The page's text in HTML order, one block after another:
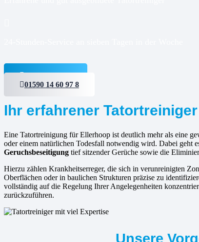
Jetzt anfragen
01590 14 60 97 8
Ihr erfahrener
Eine Tatortreinigung für Ellerhoop ist deutlich mehr als eine
oder einem natürlichen Todesfall notwendig wird. Dabei geht
Geruchsbeseitigung tief sitzender Gerüche sowie die
Hierzu zählen Krankheitserreger, die sich in verunreinigten
Oberflächen oder in baulichen Strukturen präzise zu
vollständig auf die Regelung Ihrer Angelegenheiten
zurückzuführen.
Unsere